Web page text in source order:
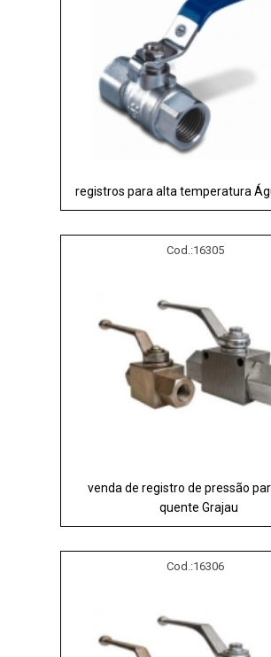
registros para alta temperatura
Cod.:16305
venda de registro de pressão
quente Grajau
Cod.:16306